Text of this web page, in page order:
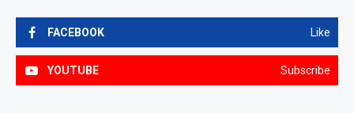
FACEBOOK Like
YOUTUBE Subscribe